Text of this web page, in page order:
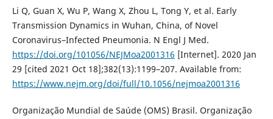
Li Q, Guan X, Wu P, Wang X, Zhou L, Tong Y, et al. Early
Transmission Dynamics in Wuhan, China, of Novel
Coronavirus–Infected Pneumonia. N Engl J Med.
https://doi.org/101056/NEJMoa2001316 [Internet]. 2020 Jan
29 [cited 2021 Oct 18];382(13):1199–207. Available from:
https://www.nejm.org/doi/full/10.1056/nejmoa2001316
Organização Mundial de Saúde (OMS) Brasil. Organização